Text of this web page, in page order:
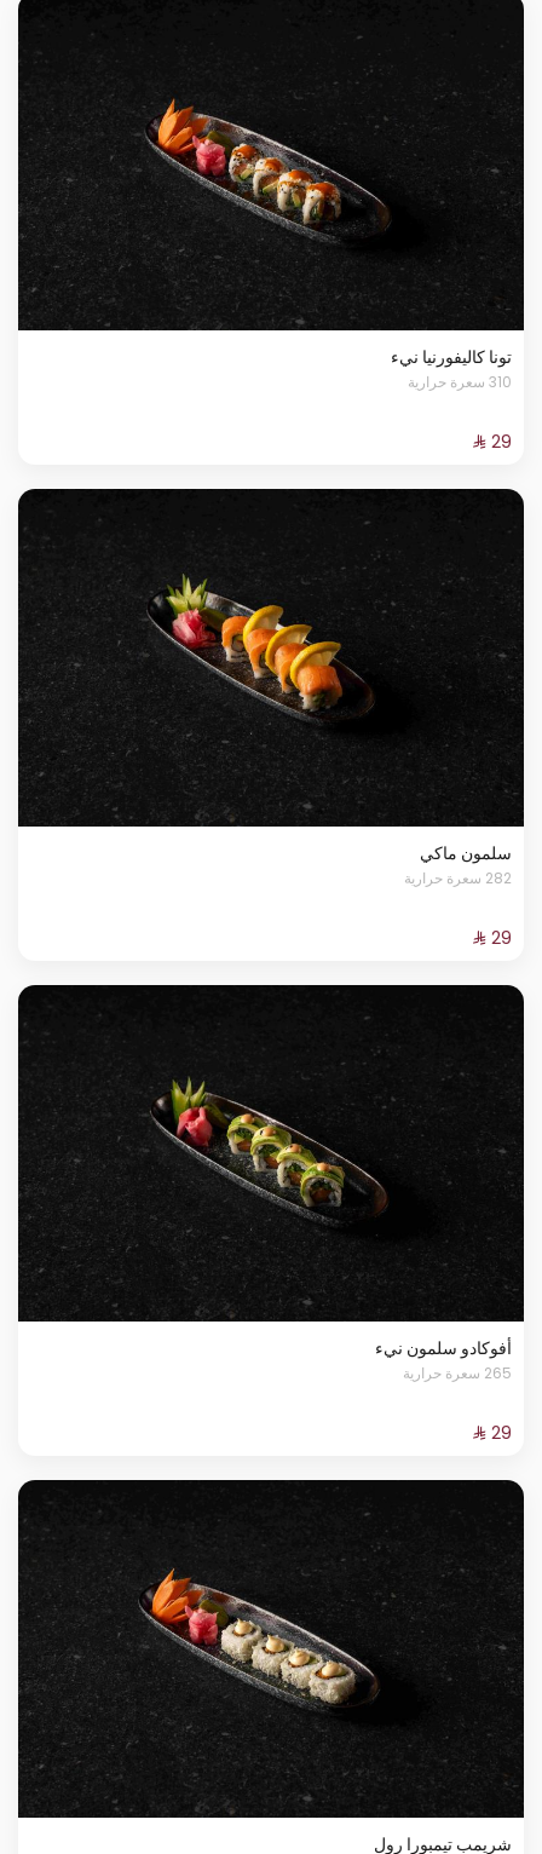
تونا كاليفورنيا نيء
310 سعرة حرارية
سلمون ماكي
282 سعرة حرارية
أفوكادو سلمون نيء
265 سعرة حرارية
شريمب تيمبورا رول